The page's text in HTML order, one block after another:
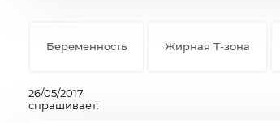
Беременность Жирная Т-зона
26/05/2017
спрашивает: